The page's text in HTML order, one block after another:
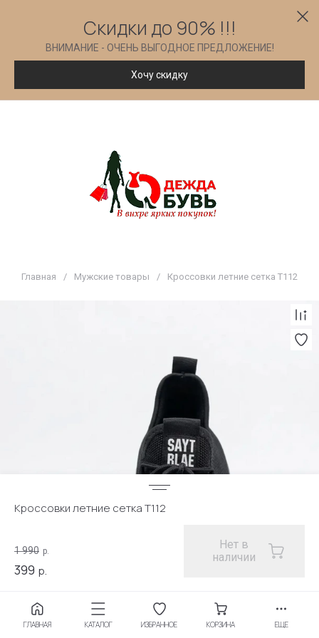
Скидки до 90% !!!
ВНИМАНИЕ - ОЧЕНЬ ВЫГОДНОЕ ПРЕДЛОЖЕНИЕ!
Хочу скидку
Главная / Мужские товары / Кроссовки летние сетка Т112
Кроссовки летние сетка Т112
Артикул:
1 990 р.
399 р.
Нет в
наличии
ГЛАВНАЯ КАТАЛОГ ИЗБРАННОЕ КОРЗИНА ЕЩЕ